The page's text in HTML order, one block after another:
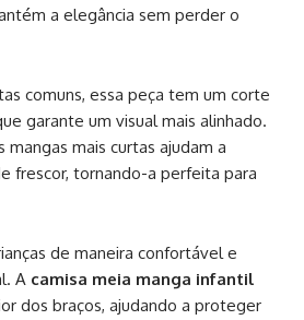
a elegância sem perder o
comuns, essa peça tem um corte
garante um visual mais alinhado.
mais curtas ajudam a
frescor, tornando-a perfeita para
de maneira confortável e
A camisa meia manga infantil
dos braços, ajudando a proteger